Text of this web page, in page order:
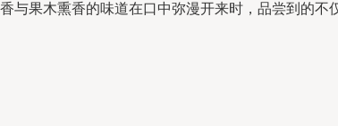
与果木熏香的味道在口中弥漫开来时，品尝到的